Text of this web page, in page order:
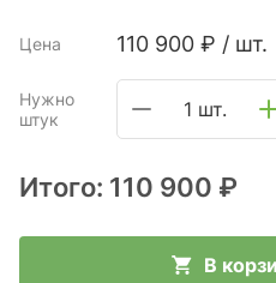
Цена 110 900 ₽ / шт.
Нужно
штук
1 шт.
Итого: 110 900 ₽
В